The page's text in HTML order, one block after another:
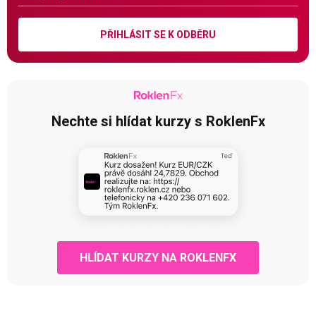
PŘIHLÁSIT SE K ODBĚRU
Nechte si hlídat kurzy s RoklenFx
HLÍDAT KURZY NA ROKLENFX